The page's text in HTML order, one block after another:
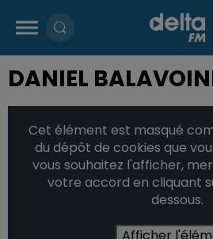
DANIEL
Cet élément est masqué
du dépôt de cookies que
vous souhaitez l'afficher,
votre accord en cliquant
dessous.